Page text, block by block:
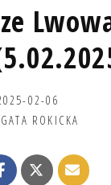
02-06
ROKICKA